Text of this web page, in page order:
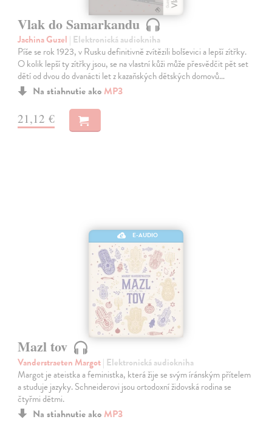
Vlak do Samarkandu
Jachina Guzel | Elektronická audiokniha
Píše se rok 1923, v Rusku definitivně zvítězili bolševici a lepší zítřky.
O kolik lepší ty zítřky jsou, se na vlastní kůži může přesvědčit pět set
dětí od dvou do dvanácti let z kazaňských dětských domovů…
Na stiahnutie ako MP3
21,12 €
E-AUDIO
Mazl tov
Vanderstraeten Margot| Elektronická audiokniha
Margot je ateistka a feministka, která žije se svým íránským přítelem
a studuje jazyky. Schneiderovi jsou ortodoxní židovská rodina se
čtyřmi dětmi.
Na stiahnutie ako MP3